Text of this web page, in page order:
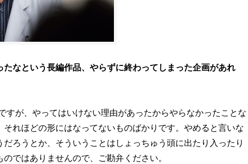
なという長編作品、やらずに終わってしまった企画があれ
すが、やってはいけない理由があったからやらなかったことな
れほどの形にはなってないものばかりです。やめると言いな
ろうとか、そういうことはしょっちゅう頭に出たり入ったり
ではありませんので、ご勘弁ください。